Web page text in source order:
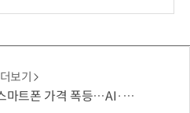
보기
…AI·5G로 모바일 산업 패러다임 전환 모색